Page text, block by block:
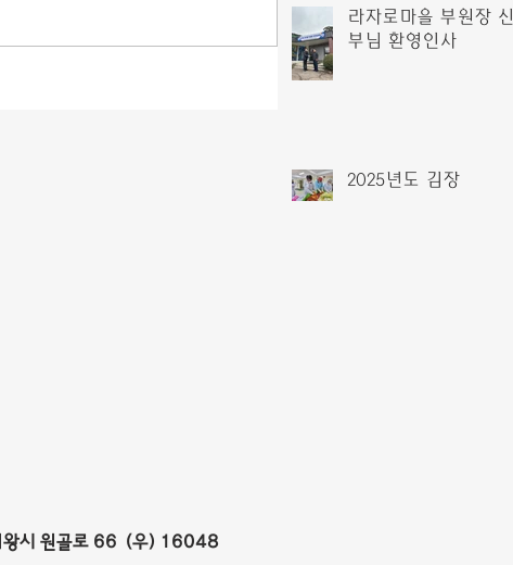
라자로마을 부원장 신
부님 환영인사
2025년도 김장
의왕시 원골로 66 (우) 16048